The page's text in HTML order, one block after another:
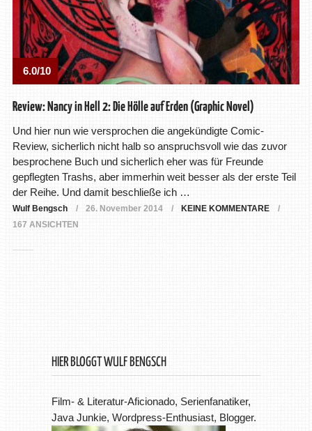
6.0/10
Review: Nancy in Hell 2: Die Hölle auf Erden (Graphic Novel)
Und hier nun wie versprochen die angekündigte Comic-
Review, sicherlich nicht halb so anspruchsvoll wie das zuvor
besprochene Buch und sicherlich eher was für Freunde
gepflegten Trashs, aber immerhin weit besser als der erste Teil
der Reihe. Und damit beschließe ich …
Wulf Bengsch 26. November 2014
KEINE KOMMENTARE
167 ANSICHTEN
HIER BLOGGT WULF BENGSCH
Film- & Literatur-Aficionado, Serienfanatiker,
Java Junkie, Wordpress-Enthusiast, Blogger.